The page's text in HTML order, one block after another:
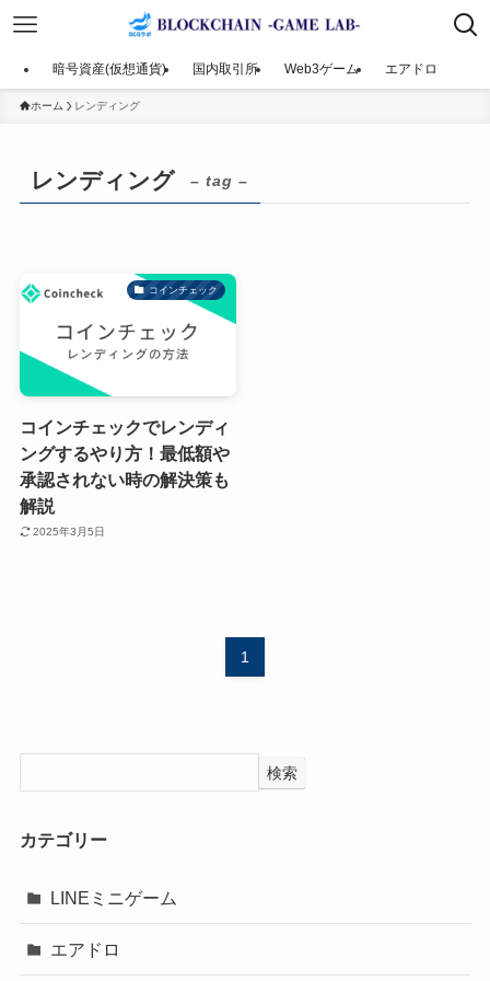
暗号資産(仮想通貨) 国内取引所 Web3ゲーム エアドロ
ホーム レンディング
レンディング – tag –
コインチェック
コインチェックでレンディ
ングするやり方！最低額や
承認されない時の解決策も
解説
2025年3月5日
1
検索
カテゴリー
LINEミニゲーム
エアドロ